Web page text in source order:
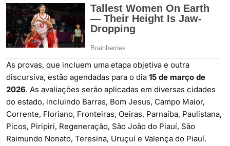
As provas, que incluem uma etapa objetiva e outra
discursiva, estão agendadas para o dia 15 de março de
2026. As avaliações serão aplicadas em diversas cidades
do estado, incluindo Barras, Bom Jesus, Campo Maior,
Corrente, Floriano, Fronteiras, Oeiras, Parnaíba, Paulistana,
Picos, Piripiri, Regeneração, São João do Piauí, São
Raimundo Nonato, Teresina, Uruçuí e Valença do Piauí.